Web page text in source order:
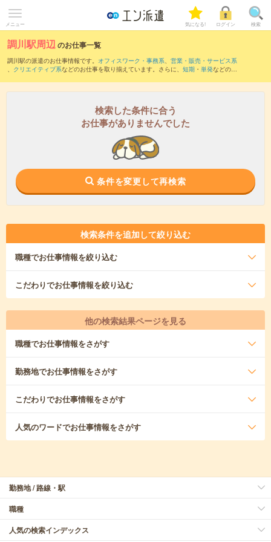
メニュー 気になる! ログイン 検索
調川駅周辺のお仕事一覧
調川駅の派遣のお仕事情報です。 オフィスワーク・事務系、 営業・販売・サービス系
、 クリエイティブ系などのお仕事を取り揃えています。さらに、 短期 ・ 単発などの期
また、浦ノ崎駅・福島口駅・いのつき駅・江迎鹿町駅・楠久駅など近隣駅のお仕事も
検索した条件に合う
お仕事がありませんでした
条件を変更して再検索
検索条件を追加して絞り込む
職種でお仕事情報を絞り込む
こだわりでお仕事情報を絞り込む
他の検索結果ページを見る
職種でお仕事情報をさがす
勤務地でお仕事情報をさがす
こだわりでお仕事情報をさがす
人気のワードでお仕事情報をさがす
勤務地 / 路線・駅
職種
人気の検索インデックス